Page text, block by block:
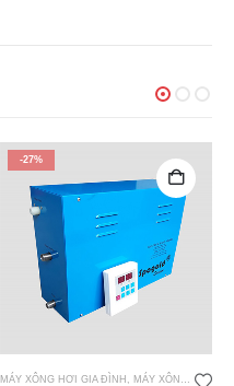
-27%
MÁY XÔNG HƠI GIA ĐÌNH MÁY XÔNG HƠI ƯỚT SPAGOLD